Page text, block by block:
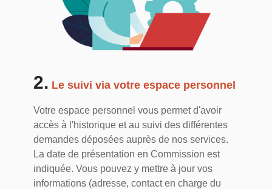
2. Le suivi via votre espace personnel
Votre espace personnel vous permet d'avoir
accès à l'historique et au suivi des différentes
demandes déposées auprès de nos services.
La date de présentation en Commission est
indiquée. Vous pouvez y mettre à jour vos
informations (adresse, contact en charge du